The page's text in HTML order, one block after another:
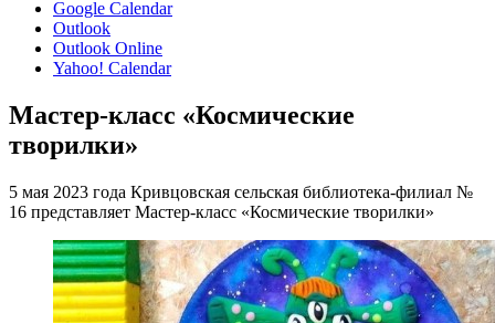
Google Calendar
Outlook
Outlook Online
Yahoo! Calendar
Мастер-класс «Космические
творилки»
5 мая 2023 года Кривцовская сельская библиотека-филиал №
16 представляет Мастер-класс «Космические творилки»